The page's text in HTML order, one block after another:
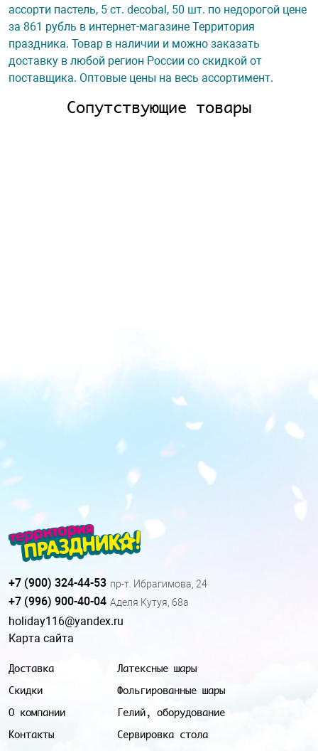
ассорти пастель, 5 ст. decobal, 50 шт. по недорогой цене
за 861 рубль в интернет-магазине Территория
праздника. Товар в наличии и можно заказать
доставку в любой регион России со скидкой от
поставщика. Оптовые цены на весь ассортимент.
Сопутствующие товары
Доставка
Скидки
О компании
Контакты
Латексные шары
Фольгированные шары
Гелий, оборудование
Сервировка стола
+7 (900) 324-44-53 пр-т. Ибрагимова, 24
+7 (996) 900-40-04 Аделя Кутуя, 68а
holiday116@yandex.ru
Карта сайта